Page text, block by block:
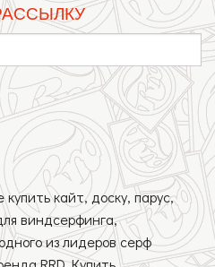
кайт, доску, парус,
виндсерфинга,
из лидеров серф